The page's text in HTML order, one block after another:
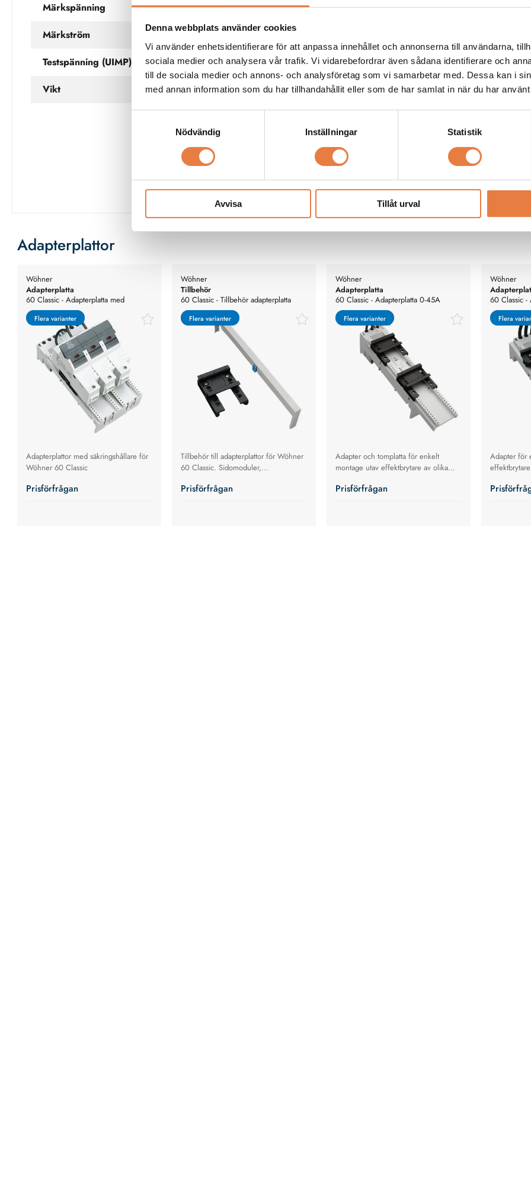
Denna webbplats använder cookies
Vi använder enhetsidentifierare för att anpassa innehållet och annonserna till användarna,
sociala medier och analysera vår trafik. Vi vidarebefordrar även sådana identifierare och
till de sociala medier och annons- och analysföretag som vi samarbetar med. Dessa kan i
med annan information som du har tillhandahållit eller som de har samlat in när du har
Nödvändig
Inställningar Statistik
Avvisa Tillåt urval
Märkspänning
690 V AC (IEC) / 600 V AC (UL)
Märkström
63 A (IEC) / 65 A (UL)
Testspänning (UIMP)
6 kV
Vikt
432 g
Se fullständiga specifikationer
Adapterplattor
Flera varianter
Flera varianter
Wöhner
Adapterplatta
60 Classic - Adapterplatta med
säkringshållare
Adapterplattor med säkringshållare för
Wöhner 60 Classic
Prisförfrågan
Flera varianter
Flera varianter
Wöhner
Tillbehör
60 Classic - Tillbehör adapterplatta
Tillbehör till adapterplattor för Wöhner
60 Classic. Sidomoduler,
Prisförfrågan
Flera varianter
Flera varianter
Wöhner
Adapterplatta
60 Classic - Adapterplatta 0-45A
Adapter och tomplatta för enkelt
montage utav effektbrytare av olika
Prisförfrågan
Flera
Flera
Wöhner
60 Classic -
Adapter för